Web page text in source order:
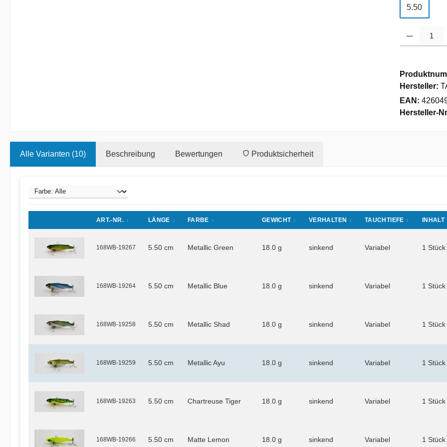
5.50
Hersteller:
EAN:
Hersteller-
Alle Varianten (10) Beschreibung Bewertungen Produktsicherheit
ART.-NR. LÄNGE FARBE GEWICHT VERHALTEN TAUCHTIEFE INHALT
168WB-19267 5.50 cm Metallic Green 18.0 g sinkend Variabel 1 Stück
168WB-19264 5.50 cm Metallic Blue 18.0 g sinkend Variabel 1 Stück
168WB-19258 5.50 cm Metallic Shad 18.0 g sinkend Variabel 1 Stück
168WB-19259 5.50 cm Metallic Ayu 18.0 g sinkend Variabel 1 Stück
168WB-19263 5.50 cm Chartreuse Tiger 18.0 g sinkend Variabel 1 Stück
168WB-19266 5.50 cm Matte Lemon 18.0 g sinkend Variabel 1 Stück